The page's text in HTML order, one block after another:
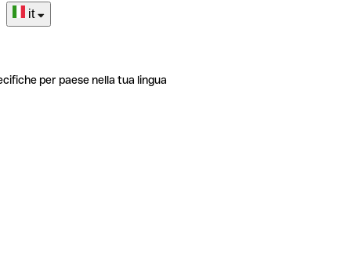
it
per paese nella tua lingua